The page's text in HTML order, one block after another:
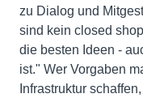
zu Dialog und
sind kein closed
die besten Ideen -
ist." Wer Vorgaben
Infrastruktur